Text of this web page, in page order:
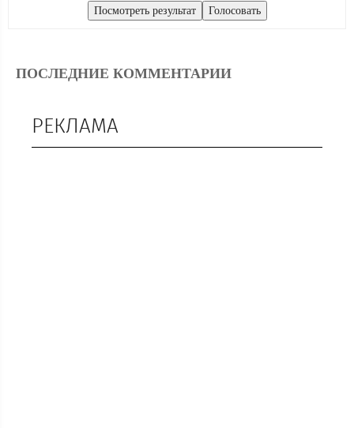
ПОСЛЕДНИЕ КОММЕНТАРИИ
РЕКЛАМА